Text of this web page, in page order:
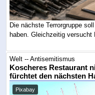
Die nächste Terrorgruppe
haben. Gleichzeitig versucht
Welt -- Antisemitismus
Koscheres Restaurant
fürchtet den nächsten
Pixabay